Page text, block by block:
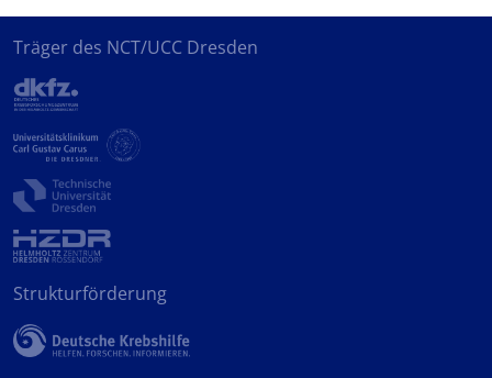
Träger des NCT/UCC Dresden
Strukturförderung